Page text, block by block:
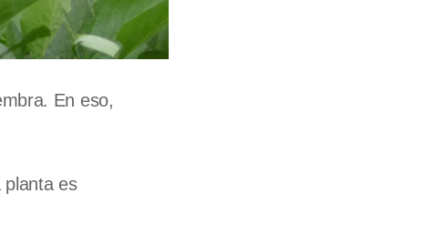
En eso,
planta es